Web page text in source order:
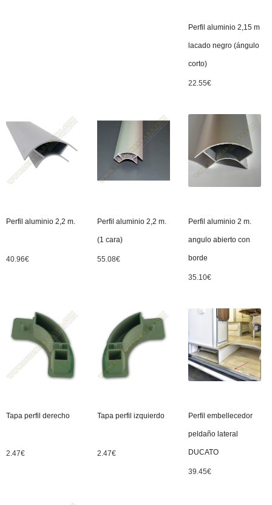
Perfil aluminio 2,15 m
lacado negro (ángulo
corto)
22.55€
Perfil aluminio 2,2 m.
40.96€
Perfil aluminio 2,2 m.
(1 cara)
55.08€
Perfil aluminio 2 m.
angulo abierto con
borde
35.10€
Tapa perfil derecho
2.47€
Tapa perfil izquierdo
2.47€
Perfil embellecedor
peldaño lateral
DUCATO
39.45€